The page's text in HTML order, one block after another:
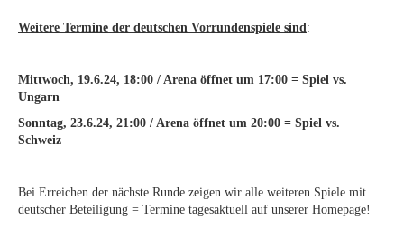
Weitere Termine der deutschen Vorrundenspiele sind:
Mittwoch, 19.6.24, 18:00 / Arena öffnet um 17:00 = Spiel vs.
Ungarn
Sonntag, 23.6.24, 21:00 / Arena öffnet um 20:00 = Spiel vs.
Schweiz
Bei Erreichen der nächste Runde zeigen wir alle weiteren Spiele mit
deutscher Beteiligung = Termine tagesaktuell auf unserer Homepage!